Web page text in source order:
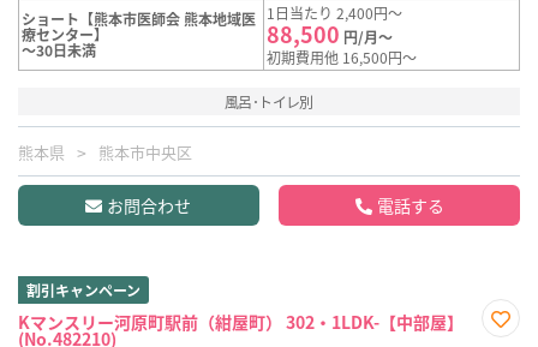
ショート【熊本市医師会 熊本地域医
療センター】
～30日未満
1日当たり 2,400円～
88,500 円/月～
初期費用他 16,500円～
風呂･トイレ別
熊本県 熊本市中央区
お問合わせ 電話する
割引キャンペーン
Kマンスリー河原町駅前（紺屋町） 302・1LDK-【中部屋】
(No.482210)